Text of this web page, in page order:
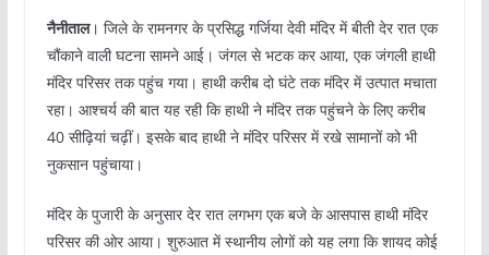
नैनीताल। जिले के रामनगर के प्रसिद्ध गर्जिया देवी मंदिर में बीती देर रात एक
चौंकाने वाली घटना सामने आई। जंगल से भटक कर आया, एक जंगली हाथी
मंदिर परिसर तक पहुंच गया। हाथी करीब दो घंटे तक मंदिर में उत्पात मचाता
रहा। आश्चर्य की बात यह रही कि हाथी ने मंदिर तक पहुंचने के लिए करीब
40 सीढ़ियां चढ़ीं। इसके बाद हाथी ने मंदिर परिसर में रखे सामानों को भी
नुकसान पहुंचाया।
मंदिर के पुजारी के अनुसार देर रात लगभग एक बजे के आसपास हाथी मंदिर
परिसर की ओर आया। शुरुआत में स्थानीय लोगों को यह लगा कि शायद कोई